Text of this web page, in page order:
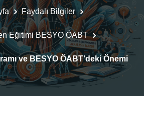
Faydalı Bilgiler
Eğitimi BESYO ÖABT
ve BESYO ÖABT’deki Önemi